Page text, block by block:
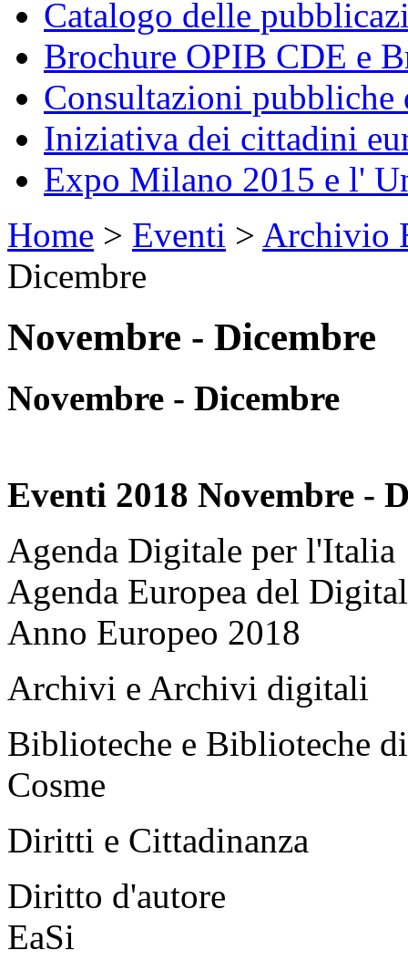
Catalogo delle
Brochure OPIB CDE e
Consultazioni pubbliche
Iniziativa dei cittadini
Expo Milano 2015 e l'
Home > Eventi > Archivio
Dicembre
Novembre - Dicembre
Novembre - Dicembre
Eventi 2018 Novembre -
Agenda Digitale per l'Italia
Agenda Europea del
Anno Europeo 2018
Archivi e Archivi digitali
Biblioteche e Biblioteche
Cosme
Diritti e Cittadinanza
Diritto d'autore
EaSi